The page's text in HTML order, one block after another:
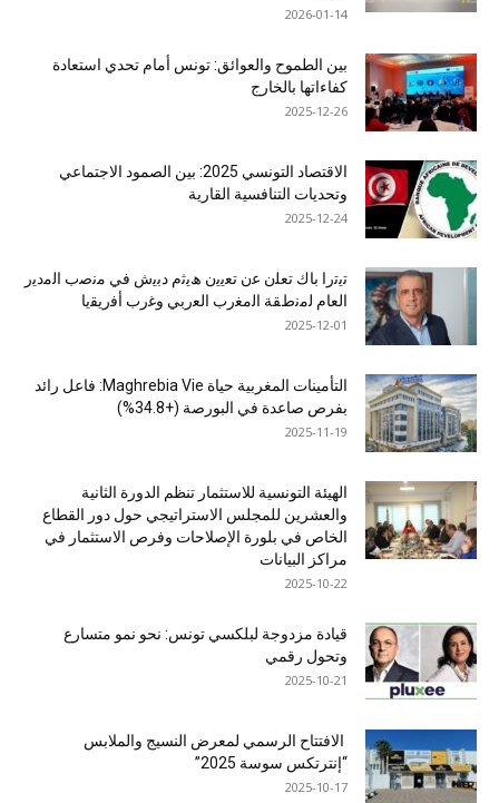
2026-01-14
بين الطموح والعوائق: تونس أمام تحدي استعادة
كفاءاتها بالخارج
2025-12-26
الاقتصاد التونسي 2025: بين الصمود الاجتماعي
وتحديات التنافسية القارية
2025-12-24
ﺗﯾﺗرا ﺑﺎك ﺗﻌﻠن ﻋن ﺗﻌﯾﯾن ھﯾﺛم دﺑﯾش ﻓﻲ ﻣﻧﺻب اﻟﻣدﯾر
اﻟﻌﺎم ﻟﻣﻧطﻘﺔ اﻟﻣﻐرب اﻟﻌرﺑﻲ وﻏرب أﻓرﯾﻘﯾﺎ
2025-12-01
التأمينات المغربية حياة Maghrebia Vie: فاعل رائد
بفرص صاعدة في البورصة (+34.8%)
2025-11-19
الهيئة التونسية للاستثمار تنظم الدورة الثانية
والعشرين للمجلس الاستراتيجي حول دور القطاع
الخاص في بلورة الإصلاحات وفرص الاستثمار في
مراكز البيانات
2025-10-22
قيادة مزدوجة لبلكسي تونس: نحو نمو متسارع
وتحول رقمي
2025-10-21
الافتتاح الرسمي لمعرض النسيج والملابس
“إنترتكس سوسة 2025”
2025-10-17